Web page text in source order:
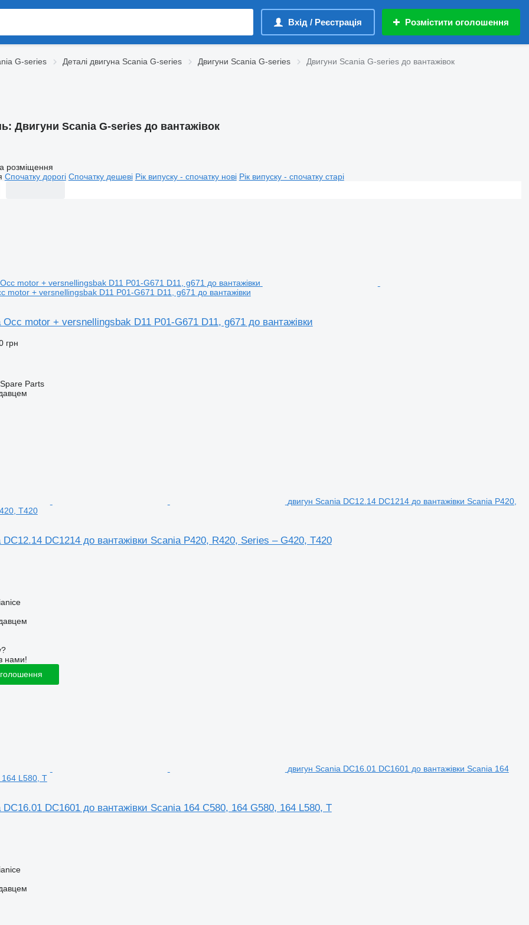
Вхід / Реєстрація Розмістити оголошення
G-series Деталі двигуна Scania G-series Двигуни Scania G-series Двигуни Scania G-series до вантажівок
Двигуни Scania G-series до вантажівок
розміщення
Спочатку дорогі Спочатку дешеві Рік випуску - спочатку нові Рік випуску - спочатку старі
motor + versnellingsbak D11 P01-G671 D11, g671 до вантажівки
motor + versnellingsbak D11 P01-G671 D11, g671 до вантажівки
грн
Parts
двигун Scania DC12.14 DC1214 до вантажівки Scania P420,
T420
DC1214 до вантажівки Scania P420, R420, Series – G420, T420
нами!
двигун Scania DC16.01 DC1601 до вантажівки Scania 164
L580, T
DC1601 до вантажівки Scania 164 C580, 164 G580, 164 L580, T